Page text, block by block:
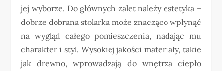
jej wyborze. Do głównych zalet należy estetyka –
dobrze dobrana stolarka może znacząco wpłynąć
na wygląd całego pomieszczenia, nadając mu
charakter i styl. Wysokiej jakości materiały, takie
jak drewno, wprowadzają do wnętrza ciepło